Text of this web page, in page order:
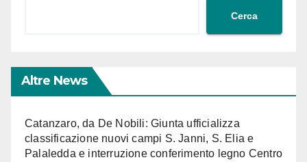
Cerca
Altre News
Catanzaro, da De Nobili: Giunta ufficializza
classificazione nuovi campi S. Janni, S. Elia e
Palaledda e interruzione conferimento legno Centro